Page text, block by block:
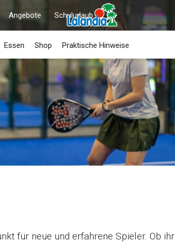
Essen Shop Praktische Hinweise
Angebote Schulurlaub
für neue und erfahrene Spieler. Ob ihr